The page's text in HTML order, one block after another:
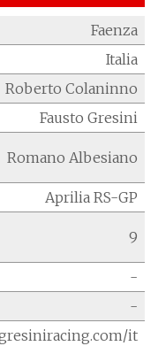
Faenza
Italia
Roberto Colaninno
Fausto Gresini
Romano Albesiano
Aprilia RS-GP
9
-
-
it